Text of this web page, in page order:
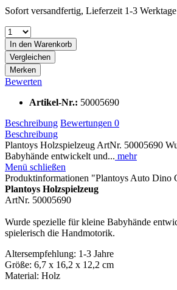
Sofort versandfertig, Lieferzeit 1-3 Werktage
In den Warenkorb
Vergleichen
Merken
Bewerten
Artikel-Nr.: 50005690
Beschreibung Bewertungen 0
Beschreibung
Plantoys Holzspielzeug ArtNr. 50005690
Babyhände entwickelt und... mehr
Menü schließen
Produktinformationen "Plantoys Auto Dino
Plantoys Holzspielzeug
ArtNr. 50005690
Wurde spezielle für kleine Babyhände
spielerisch die Handmotorik.
Altersempfehlung: 1-3 Jahre
Größe: 6,7 x 16,2 x 12,2 cm
Material: Holz